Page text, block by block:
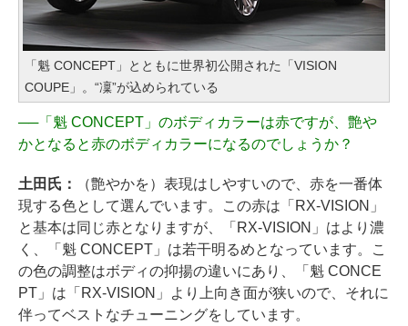
「魁 CONCEPT」とともに世界初公開された「VISION
COUPE」。“凜”が込められている
──「魁 CONCEPT」のボディカラーは赤ですが、艶や
かとなると赤のボディカラーになるのでしょうか？
土田氏：
（艶やかを）表現はしやすいので、赤を一番体
現する色として選んでいます。この赤は「RX-VISION」
と基本は同じ赤となりますが、「RX-VISION」はより濃
く、「魁 CONCEPT」は若干明るめとなっています。こ
の色の調整はボディの抑揚の違いにあり、「魁 CONCE
PT」は「RX-VISION」より上向き面が狭いので、それに
伴ってベストなチューニングをしています。